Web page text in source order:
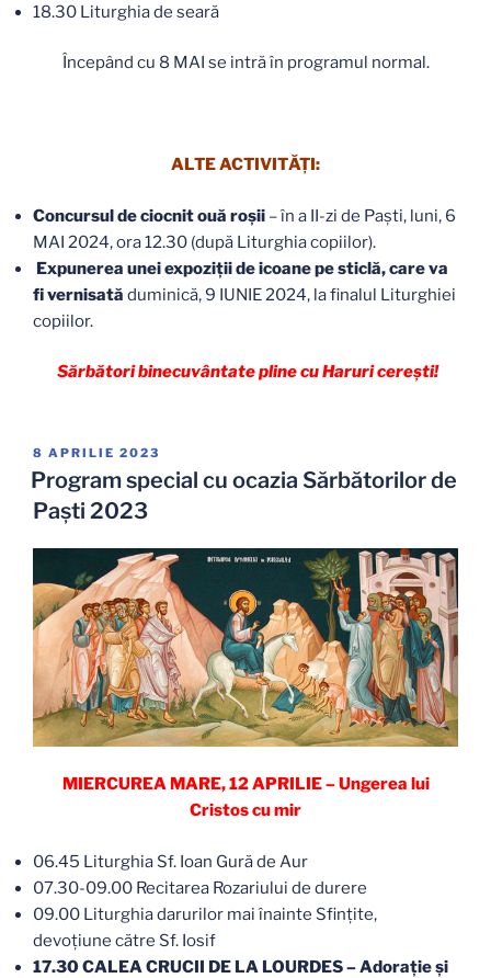
18.30 Liturghia de seară
Începând cu 8 MAI se intră în programul normal.
ALTE ACTIVITĂŢI:
Concursul de ciocnit ouă roșii – în a II-zi de Paști, luni, 6
MAI 2024, ora 12.30 (după Liturghia copiilor).
Expunerea unei expoziții de icoane pe sticlă, care va
fi vernisată duminică, 9 IUNIE 2024, la finalul Liturghiei
copiilor.
Sărbători binecuvântate pline cu Haruri cerești!
PUBLICAT
PE
8 APRILIE 2023
Program special cu ocazia Sărbătorilor de
Paşti 2023
MIERCUREA MARE, 12 APRILIE – Ungerea lui
Cristos cu mir
06.45 Liturghia Sf. Ioan Gură de Aur
07.30-09.00 Recitarea Rozariului de durere
09.00 Liturghia darurilor mai înainte Sfințite,
devoţiune către Sf. Iosif
17.30 CALEA CRUCII DE LA LOURDES – Adorație și